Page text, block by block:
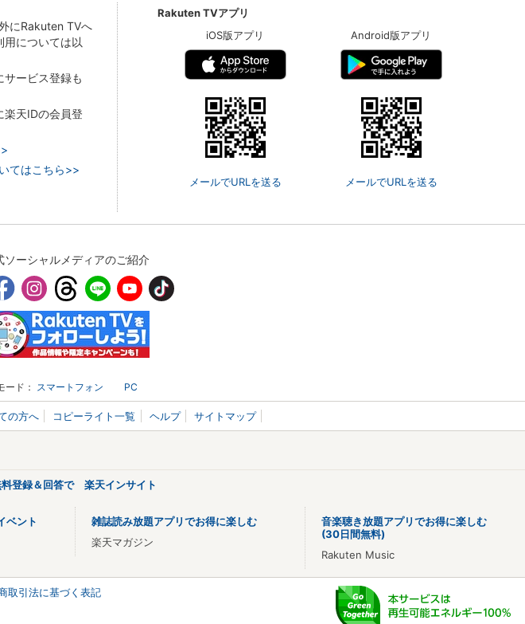
にRakuten TVへ
については以
ービス登録も
天IDの会員登
てはこちら>>
Rakuten TVアプリ
iOS版アプリ
メールでURLを送る
Android版アプリ
メールでURLを送る
ソーシャルメディアのご紹介
ード： スマートフォン PC
の方へ コピーライト一覧 ヘルプ サイトマップ
料登録＆回答で 楽天インサイト
ベント
雑誌読み放題アプリでお得に楽しむ
楽天マガジン
音楽聴き放題アプリでお得に楽しむ
(30日間無料)
Rakuten Music
取引法に基づく表記